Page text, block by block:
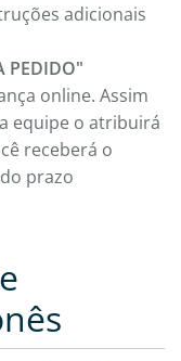
adicionais
PEDIDO"
online. Assim
equipe o atribuirá
receberá o
prazo